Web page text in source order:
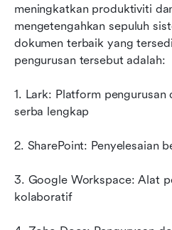
meningkatkan produktiviti
mengetengahkan sepuluh
dokumen terbaik yang
pengurusan tersebut adalah:
1. Lark: Platform
serba lengkap
2. SharePoint: Penyelesaian
3. Google Workspace: Alat
kolaboratif
Bacaan berkaitan